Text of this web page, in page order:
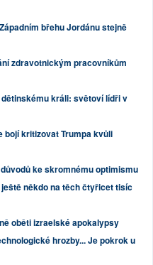
břehu Jordánu stejně
zdravotnickým pracovníkům
králi: světoví lídři v
bojí kritizovat Trumpa kvůli
ke skromnému optimismu
někdo na těch čtyřicet tisíc
oběti izraelské apokalypsy
hrozby... Je pokrok u